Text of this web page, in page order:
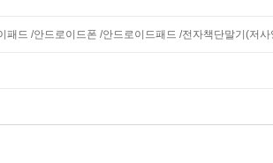
패드 /안드로이드폰 /안드로이드패드 /전자책단말기(저